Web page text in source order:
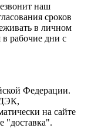
наш
сроков
в личном
в рабочие дни с
Федерации.
на сайте
"доставка".